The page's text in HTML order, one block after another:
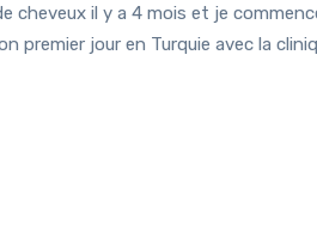
cheveux il y a 4 mois et je
premier jour en Turquie avec la